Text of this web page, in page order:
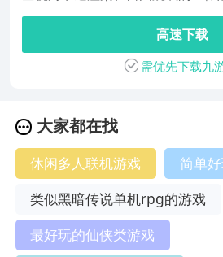
高速下载
需优先下载九
大家都在找
休闲多人联机游戏
简单
类似黑暗传说单机rpg的游戏
最好玩的仙侠类游戏